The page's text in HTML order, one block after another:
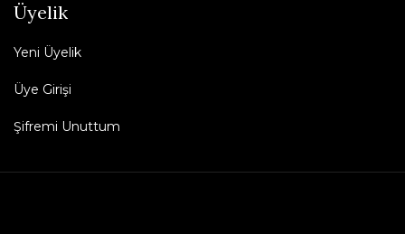
Üyelik
Yeni Üyelik
Üye Girişi
Şifremi Unuttum